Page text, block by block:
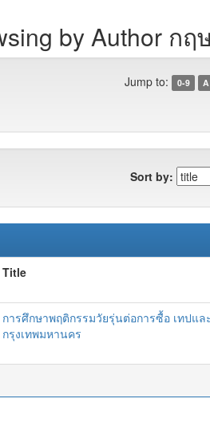
by Author กฤ
Jump to: 0-9 A
Sort by:
Title
การศึกษาพฤติกรรมวัยรุ่นต่อการซื้อ เทปแ
กรุงเทพมหานคร